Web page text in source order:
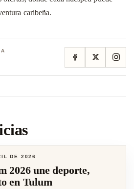
caribeña.
DE 2026
2026 une deporte,
en Tulum